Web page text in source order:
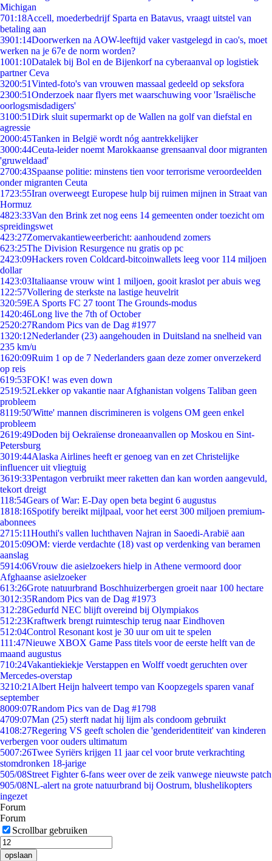
Michigan
701:18Accell, moederbedrijf Sparta en Batavus, vraagt uitstel van
betaling aan
3901:14Doorwerken na AOW-leeftijd vaker vastgelegd in cao's, moet
werken na je 67e de norm worden?
1001:10Datalek bij Bol en de Bijenkorf na cyberaanval op logistiek
partner Ceva
3200:51Vinted-foto's van vrouwen massaal gedeeld op seksfora
2300:51Onderzoek naar flyers met waarschuwing voor 'Israëlische
oorlogsmisdadigers'
3100:51Dirk sluit supermarkt op de Wallen na golf van diefstal en
agressie
2000:45Tanken in België wordt nóg aantrekkelijker
3000:44Ceuta-leider noemt Marokkaanse grensaanval door migranten
'gruweldaad'
2700:43Spaanse politie: minstens tien voor terrorisme veroordeelden
onder migranten Ceuta
1723:55Iran overweegt Europese hulp bij ruimen mijnen in Straat van
Hormuz
4823:33Van den Brink zet nog eens 14 gemeenten onder toezicht om
spreidingswet
423:27Zomervakantieweerbericht: aanhoudend zomers
623:25The Division Resurgence nu gratis op pc
2423:09Hackers roven Coldcard-bitcoinwallets leeg voor 114 miljoen
dollar
1423:03Italiaanse vrouw wint 1 miljoen, gooit kraslot per abuis weg
1 22:57Vollering de sterkste na lastige heuvelrit
320:59EA Sports FC 27 toont The Grounds-modus
1420:46Long live the 7th of October
2520:27Random Pics van de Dag #1977
1320:12Nederlander (23) aangehouden in Duitsland na snelheid van
235 km/u
1620:09Ruim 1 op de 7 Nederlanders gaan deze zomer onverzekerd
op reis
619:53FOK! was even down
2519:52Lekker op vakantie naar Afghanistan volgens Taliban geen
probleem
8119:50'Witte' mannen discrimineren is volgens OM geen enkel
probleem
2619:49Doden bij Oekraïense droneaanvallen op Moskou en Sint-
Petersburg
3019:44Alaska Airlines heeft er genoeg van en zet Christelijke
influencer uit vliegtuig
3619:33Pentagon verbruikt meer raketten dan kan worden aangevuld,
tekort dreigt
118:54Gears of War: E-Day open beta begint 6 augustus
1818:16Spotify bereikt mijlpaal, voor het eerst 300 miljoen premium-
abonnees
2715:11Houthi's vallen luchthaven Najran in Saoedi-Arabië aan
2015:09OM: vierde verdachte (18) vast op verdenking van beramen
aanslag
5914:06Vrouw die asielzoekers hielp in Athene vermoord door
Afghaanse asielzoeker
613:26Grote natuurbrand Boschhuizerbergen groeit naar 100 hectare
3012:35Random Pics van de Dag #1973
312:28Gedurfd NEC blijft overeind bij Olympiakos
512:23Kraftwerk brengt ruimteschip terug naar Eindhoven
512:04Control Resonant kost je 30 uur om uit te spelen
111:47Nieuwe XBOX Game Pass titels voor de eerste helft van de
maand augustus
710:24Vakantiekiekje Verstappen en Wolff voedt geruchten over
Mercedes-overstap
3210:21 Albert Heijn halveert tempo van Koopzegels sparen vanaf
september
8009:07Random Pics van de Dag #1798
4709:07Man (25) sterft nadat hij lijm als condoom gebruikt
4108:27Regering VS geeft scholen die 'genderidentiteit' van kinderen
verbergen voor ouders ultimatum
5007:26Twee Syriërs krijgen 11 jaar cel voor brute verkrachting
stomdronken 18-jarige
505/08Street Fighter 6-fans weer over de zeik vanwege nieuwste patch
905/08NL-alert na grote natuurbrand bij Oostrum, blushelikopters
ingezet
Forum
Forum
Scrollbar gebruiken
opslaan